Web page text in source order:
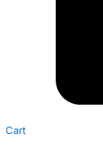
Cart